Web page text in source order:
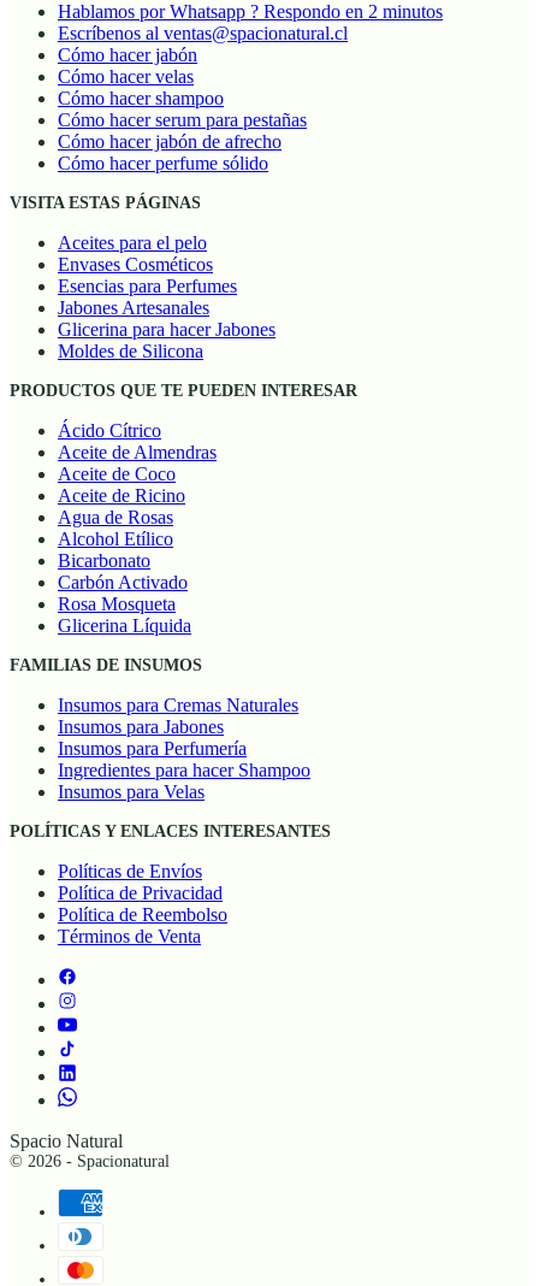
Hablamos por Whatsapp ? Respondo en 2 minutos
Escríbenos al ventas@spacionatural.cl
Cómo hacer jabón
Cómo hacer velas
Cómo hacer shampoo
Cómo hacer serum para pestañas
Cómo hacer jabón de afrecho
Cómo hacer perfume sólido
VISITA ESTAS PÁGINAS
Aceites para el pelo
Envases Cosméticos
Esencias para Perfumes
Jabones Artesanales
Glicerina para hacer Jabones
Moldes de Silicona
PRODUCTOS QUE TE PUEDEN INTERESAR
Ácido Cítrico
Aceite de Almendras
Aceite de Coco
Aceite de Ricino
Agua de Rosas
Alcohol Etílico
Bicarbonato
Carbón Activado
Rosa Mosqueta
Glicerina Líquida
FAMILIAS DE INSUMOS
Insumos para Cremas Naturales
Insumos para Jabones
Insumos para Perfumería
Ingredientes para hacer Shampoo
Insumos para Velas
POLÍTICAS Y ENLACES INTERESANTES
Políticas de Envíos
Política de Privacidad
Política de Reembolso
Términos de Venta
Spacio Natural
© 2026 - Spacionatural